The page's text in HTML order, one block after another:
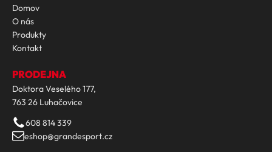
Domov
O nás
Produkty
Kontakt
PRODEJNA
Doktora Veselého 177,
763 26 Luhačovice
608 814 339
eshop@grandesport.cz